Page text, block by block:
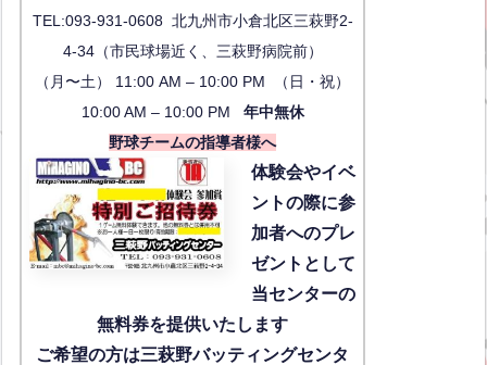
TEL:093-931-0608 北九州市小倉北区三萩野2-
4-34（市民球場近く、三萩野病院前）
（月〜土） 11:00 AM – 10:00 PM （日・祝）
10:00 AM – 10:00 PM 年中無休
野球チームの指導者様へ
体験会やイベ
ントの際に参
加者へのプレ
ゼントとして
当センターの
無料券を提供いたします
ご希望の方は三萩野バッティングセンタ